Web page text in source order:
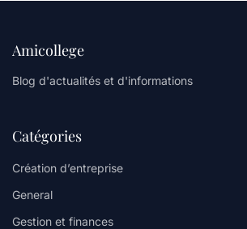
Amicollege
Blog d'actualités et d'informations
Catégories
Création d’entreprise
General
Gestion et finances